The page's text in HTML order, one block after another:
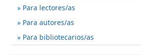
Para lectores/as
Para autores/as
Para bibliotecarios/as